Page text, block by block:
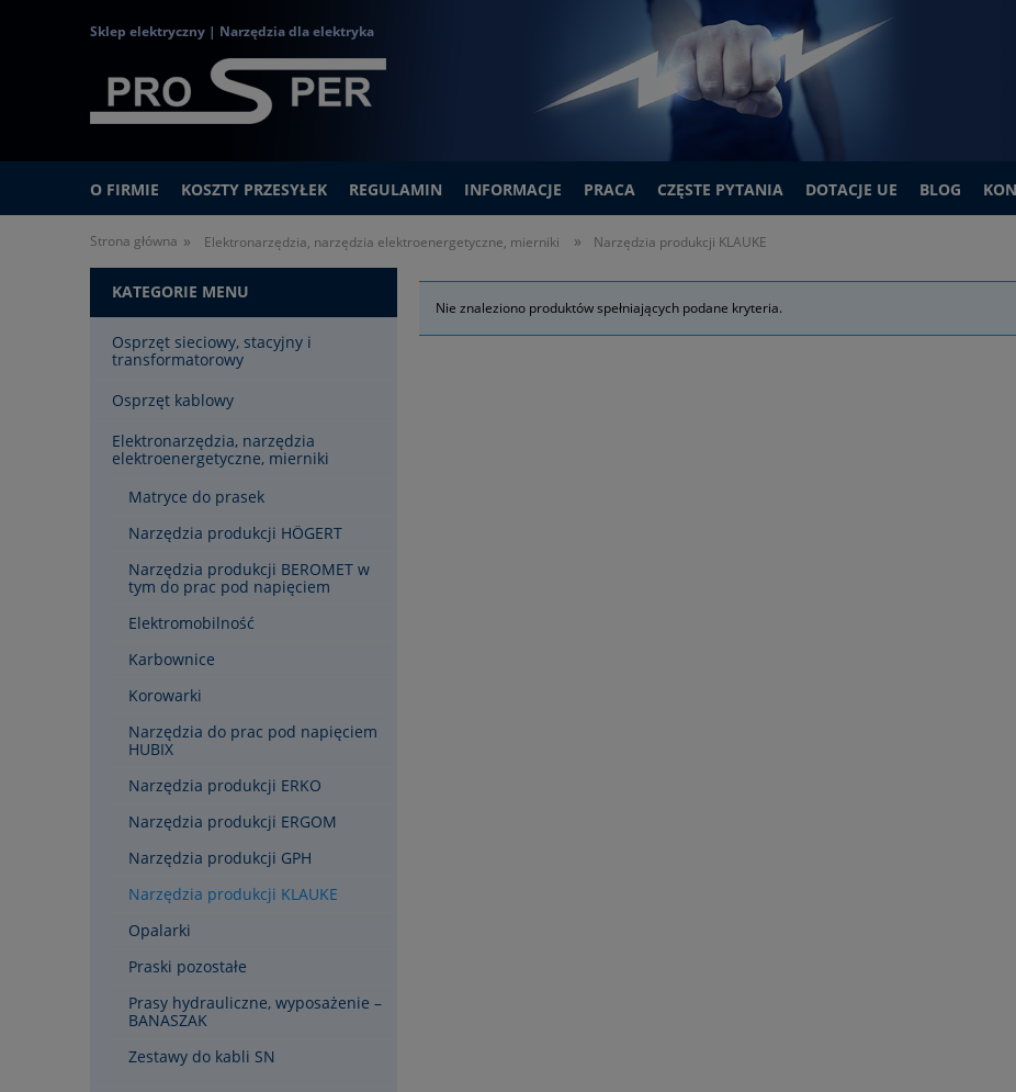
Sklep elektryczny | Narzędzia dla elektryka
O FIRMIE KOSZTY PRZESYŁEK REGULAMIN INFORMACJE PRACA CZĘSTE PYTANIA DOTACJE UE BLOG
Strona główna » Elektronarzędzia, narzędzia elektroenergetyczne, mierniki » Narzędzia produkcji KLAUKE
KATEGORIE MENU
Osprzęt sieciowy, stacyjny i
transformatorowy
Osprzęt kablowy
Elektronarzędzia, narzędzia
elektroenergetyczne, mierniki
Matryce do prasek
Narzędzia produkcji HÖGERT
Narzędzia produkcji BEROMET w
tym do prac pod napięciem
Elektromobilność
Karbownice
Korowarki
Narzędzia do prac pod napięciem
HUBIX
Narzędzia produkcji ERKO
Narzędzia produkcji ERGOM
Narzędzia produkcji GPH
Narzędzia produkcji KLAUKE
Opalarki
Praski pozostałe
Prasy hydrauliczne, wyposażenie –
BANASZAK
Zestawy do kabli SN
Nie znaleziono produktów spełniających podane kryteria.